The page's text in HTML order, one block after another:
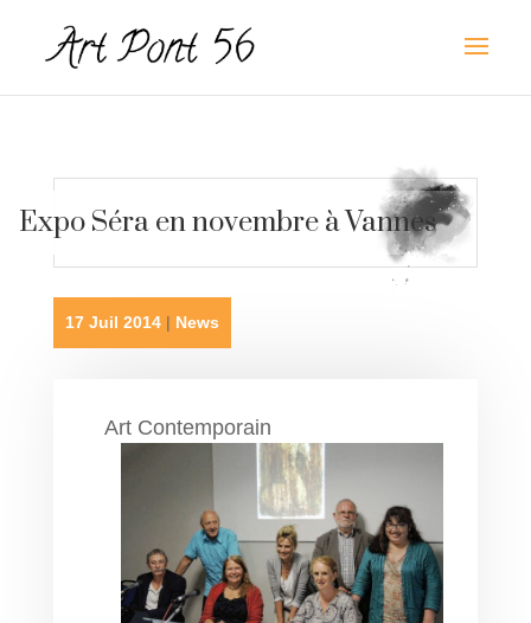
Expo Séra en novembre à Vannes
17 Juil 2014| News
Art Contemporain